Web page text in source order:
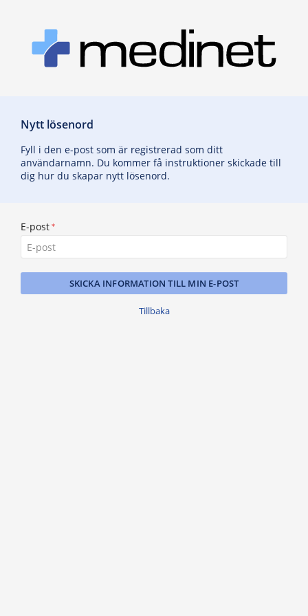
Nytt lösenord
Fyll i den e-post som är registrerad som ditt
användarnamn. Du kommer få instruktioner skickade till
dig hur du skapar nytt lösenord.
E-post
SKICKA INFORMATION TILL MIN E-POST
Tillbaka